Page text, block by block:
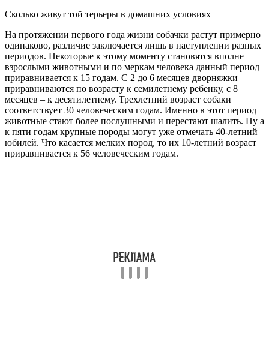
Сколько живут той терьеры в домашних условиях
На протяжении первого года жизни собачки растут примерно
одинаково, различие заключается лишь в наступлении разных
периодов. Некоторые к этому моменту становятся вполне
взрослыми животными и по меркам человека данный период
приравнивается к 15 годам. С 2 до 6 месяцев дворняжки
приравниваются по возрасту к семилетнему ребенку, с 8
месяцев – к десятилетнему. Трехлетний возраст собаки
соответствует 30 человеческим годам. Именно в этот период
животные стают более послушными и перестают шалить. Ну а
к пяти годам крупные породы могут уже отмечать 40-летний
юбилей. Что касается мелких пород, то их 10-летний возраст
приравнивается к 56 человеческим годам.